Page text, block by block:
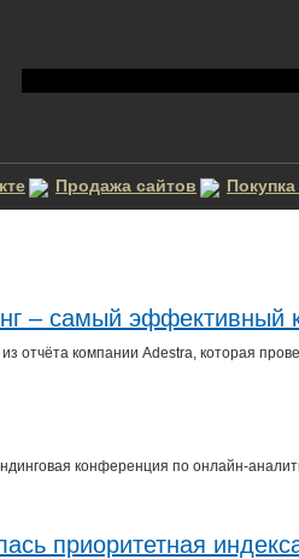
Продажа сайтов
– самый эффективный
отчёта компании Adestra, которая
конференция по онлайн-
приоритетная